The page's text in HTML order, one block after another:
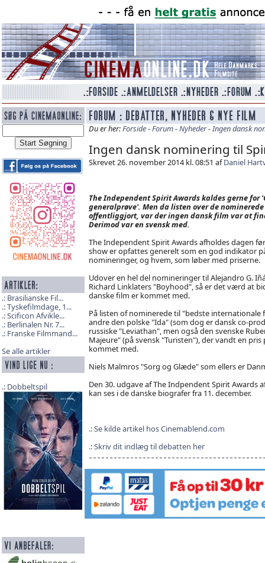
Brasilianske Fil...
Tyskefilmdage, 1...
Scificon Afvikle...
Berlinalen Nr. 7...
Franske Filmmand...
Se alle artikler
Dobbeltspil
Du er her:Forside-Forum-Nyheder-Ingen dansk
Ingen dansk nominering til
Skrevet 26. november 2014 kl. 08:51 afDaniel
The Independent Spirit Awards kaldes gerne for
generalprøve'. Men da listen over de
offentliggjort, var der ingen dansk film var at
Derimod var en svensk med.
The Independent Spirit Awards afholdes dagen
show er opfattes generelt som en god indikator
nomineringer, og hvem, som løber med priserne.
Udover en hel del nomineringer til Alejandro G.
Richard Linklaters "Boyhood", så er det værd at
danske film er kommet med.
På listen of nominerede til "bedste internationale
andre den polske "Ida" (som dog er dansk co-
russiske "Leviathan", men også den svenske
Majeure" (på svensk "Turisten"), der vandt en pris
kommet med.
Niels Malmros "Sorg og Glæde" som ellers er
Den 30. udgave af The Indpendent Spirit Awards
kan ses i de danske biografer fra 11. december.
Se kilde artikel hos Cinemablend.com
Skriv dit indlæg til debatten her